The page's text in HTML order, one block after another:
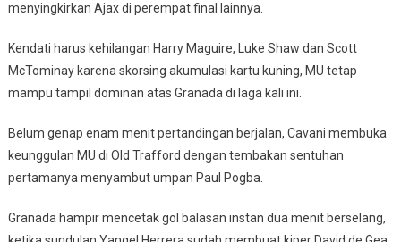
menyingkirkan Ajax di perempat final lainnya.
Kendati harus kehilangan Harry Maguire, Luke Shaw dan Scott
McTominay karena skorsing akumulasi kartu kuning, MU tetap
mampu tampil dominan atas Granada di laga kali ini.
Belum genap enam menit pertandingan berjalan, Cavani membuka
keunggulan MU di Old Trafford dengan tembakan sentuhan
pertamanya menyambut umpan Paul Pogba.
Granada hampir mencetak gol balasan instan dua menit berselang,